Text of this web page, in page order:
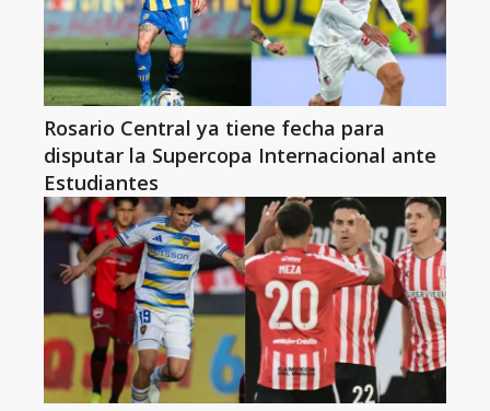
Rosario Central ya tiene fecha para
disputar la Supercopa Internacional ante
Estudiantes